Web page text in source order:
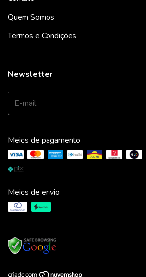
Quem Somos
Termos e Condições
Newsletter
Meios de pagamento
Meios de envio